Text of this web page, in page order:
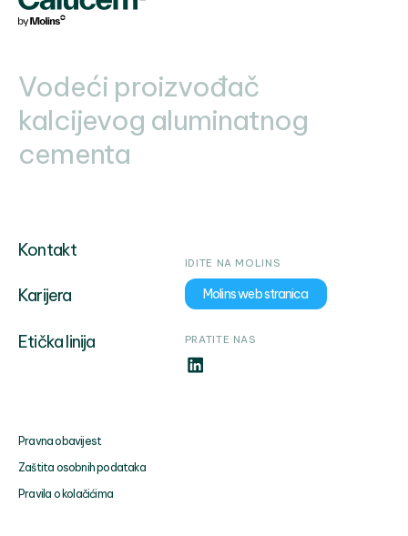
Vodeći proizvođač
kalcijevog aluminatnog
cementa
Kontakt
Karijera
Etička linija
IDITE NA MOLINS
Molins web stranica
PRATITE NAS
Pravna obavijest
Zaštita osobnih podataka
Pravila o kolačićima